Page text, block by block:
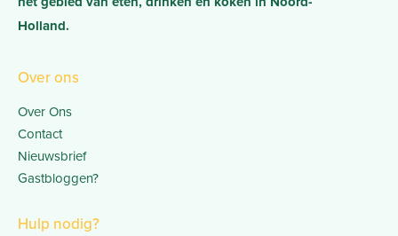
Holland.
Over ons
Over Ons
Contact
Nieuwsbrief
Gastbloggen?
Hulp nodig?